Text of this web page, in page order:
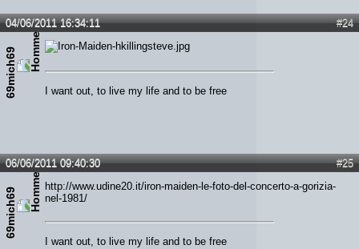
#24
04/06/2011 16:34:11
69mich69 I want out, to live my life and to be free
#25
06/06/2011 09:40:30
69mich69
http://www.udine20.it/iron-maiden-le-foto-del-concerto-a-gorizia-
nel-1981/
I want out, to live my life and to be free